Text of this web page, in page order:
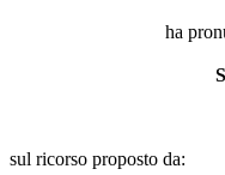
ha
sul ricorso proposto da: